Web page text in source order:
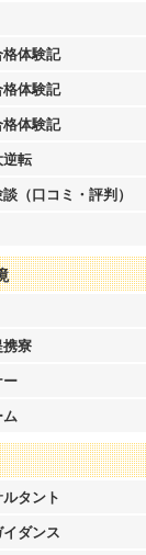
体験記
体験記
体験記
転
（口コミ・評判）
寮
タント
ダンス